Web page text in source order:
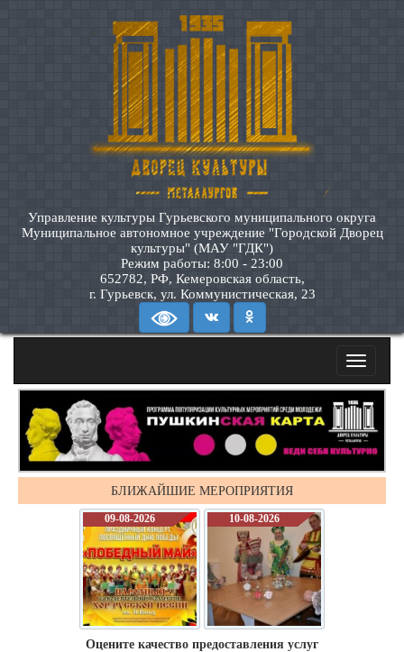
Управление культуры Гурьевского муниципального округа
Муниципальное автономное учреждение "Городской Дворец
культуры" (МАУ "ГДК")
Режим работы: 8:00 - 23:00
652782, РФ, Кемеровская область,
г. Гурьевск, ул. Коммунистическая, 23
Toggle
БЛИЖАЙШИЕ МЕРОПРИЯТИЯ
09-08-2026 10-08-2026
Оцените качество предоставления услуг